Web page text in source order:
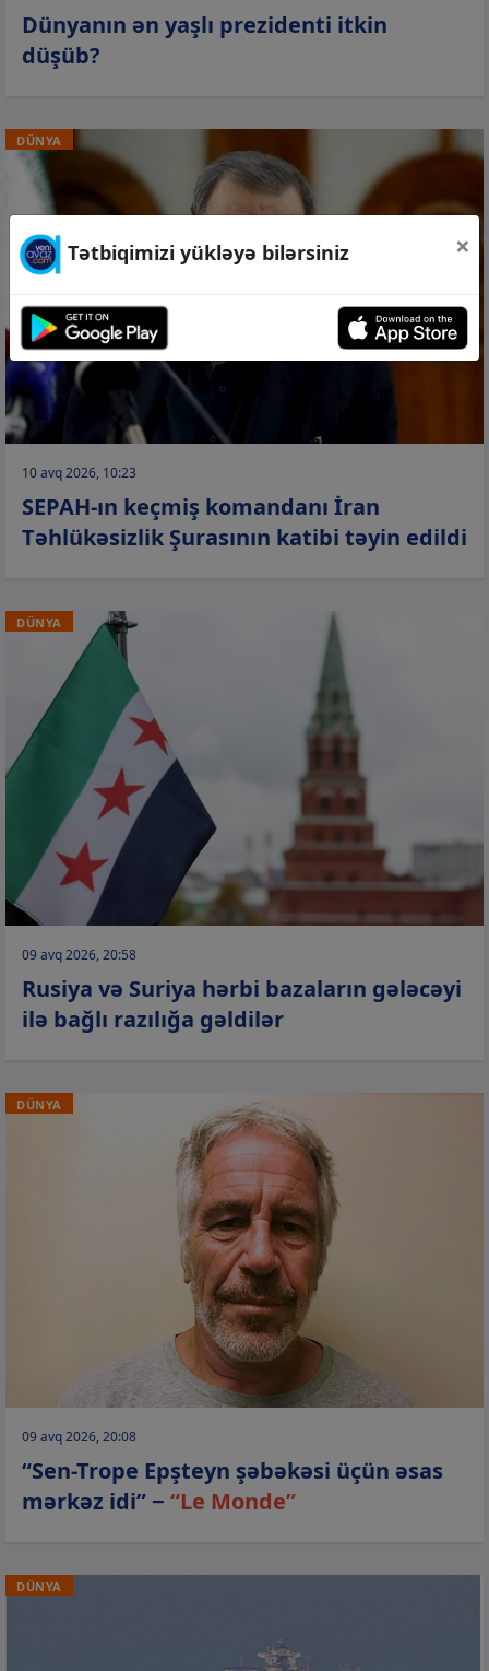
Dünyanın ən yaşlı prezidenti itkin
düşüb?
DÜNYA
10 avq 2026, 10:23
SEPAH-ın keçmiş komandanı İran
Təhlükəsizlik Şurasının katibi təyin edildi
DÜNYA
09 avq 2026, 20:58
Rusiya və Suriya hərbi bazaların gələcəyi
ilə bağlı razılığa gəldilər
DÜNYA
09 avq 2026, 20:08
“Sen-Trope Epşteyn şəbəkəsi üçün əsas
mərkəz idi” − “Le Monde”
DÜNYA
Tətbiqimizi yükləyə bilərsiniz ×